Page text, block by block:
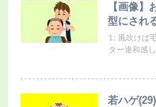
【画像
型にされ
1: 風吹けば
ター違和感し
若ハゲ